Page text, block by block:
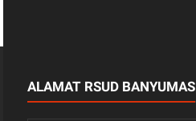
ALAMAT RSUD BANYUMAS